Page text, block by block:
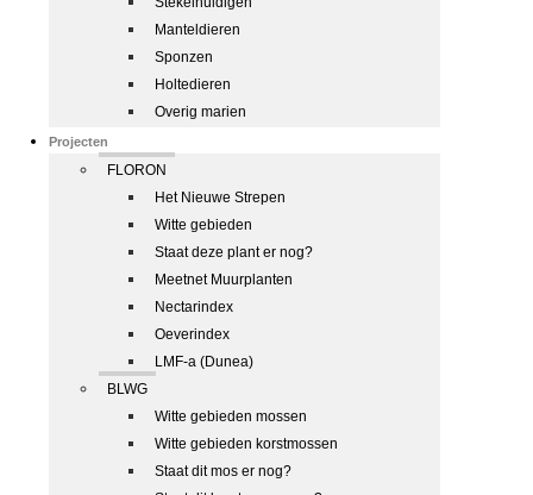
Manteldieren
Sponzen
Holtedieren
Overig marien
Projecten
FLORON
Het Nieuwe Strepen
Witte gebieden
Staat deze plant er nog?
Meetnet Muurplanten
Nectarindex
Oeverindex
LMF-a (Dunea)
BLWG
Witte gebieden mossen
Witte gebieden korstmossen
Staat dit mos er nog?